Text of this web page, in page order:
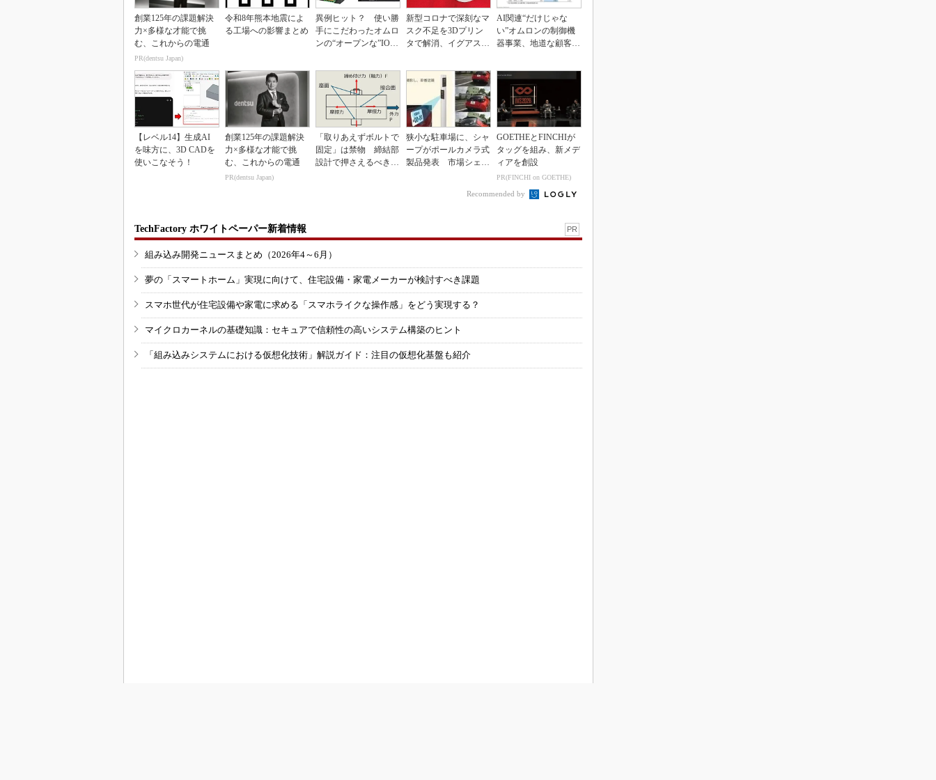
創業125年の課題解決
力×多様な才能で挑
む、これからの電通
PR(dentsu Japan)
令和8年熊本地震によ
る工場への影響まとめ
異例ヒット？ 使い勝
手にこだわったオムロ
ンの“オープンな”IO-L
新型コロナで深刻なマ
スク不足を3Dプリン
タで解消、イグアスが
AI関連“だけじゃな
い”オムロンの制御機
器事業、地道な顧客基
【レベル14】生成AI
を味方に、3D CADを
使いこなそう！
創業125年の課題解決
力×多様な才能で挑
む、これからの電通
PR(dentsu Japan)
「取りあえずボルトで
固定」は禁物 締結部
設計で押さえるべき基
狭小な駐車場に、シャ
ープがポールカメラ式
製品発表 市場シェア
GOETHEとFINCHIが
タッグを組み、新メデ
ィアを創設
PR(FINCHI on GOETHE)
Recommended by
TechFactory ホワイトペーパー新着情報 PR
組み込み開発ニュースまとめ（2026年4～6月）
夢の「スマートホーム」実現に向けて、住宅設備・家電メーカーが検討すべき課題
スマホ世代が住宅設備や家電に求める「スマホライクな操作感」をどう実現する？
マイクロカーネルの基礎知識：セキュアで信頼性の高いシステム構築のヒント
「組み込みシステムにおける仮想化技術」解説ガイド：注目の仮想化基盤も紹介